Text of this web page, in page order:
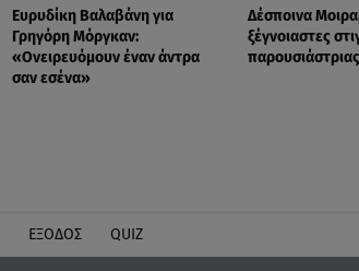
Ευρυδίκη Βαλαβάνη για
Γρηγόρη Μόργκαν:
«Oνειρευόμουν έναν άντρα
σαν εσένα»
Δέσποινα
ξέγνοιαστες
ΕΞΟΔΟΣ QUIZ